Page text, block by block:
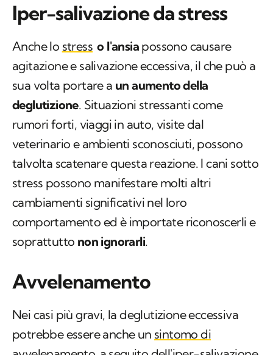
Iper-salivazione da stress
Anche lo stress o l'ansia possono causare
agitazione e salivazione eccessiva, il che può a
sua volta portare a un aumento della
deglutizione. Situazioni stressanti come
rumori forti, viaggi in auto, visite dal
veterinario e ambienti sconosciuti, possono
talvolta scatenare questa reazione. I cani sotto
stress possono manifestare molti altri
cambiamenti significativi nel loro
comportamento ed è importate riconoscerli e
soprattutto non ignorarli.
Avvelenamento
Nei casi più gravi, la deglutizione eccessiva
potrebbe essere anche un sintomo di